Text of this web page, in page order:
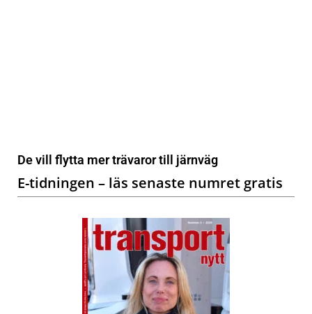
De vill flytta mer trävaror till järnväg
E-tidningen – läs senaste numret gratis